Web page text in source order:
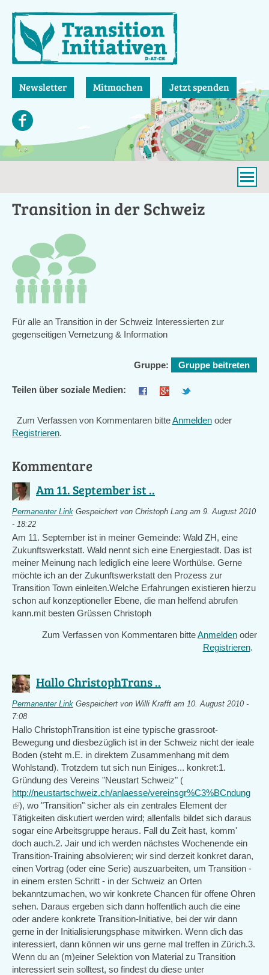
zum
Inhalt
Newsletter Mitmachen Jetzt spenden
Transition in der Schweiz
Für alle an Transition in der Schweiz Interessierten zur
gegenseitigen Vernetzung & Information
Gruppe: Gruppe beitreten
Teilen über soziale Medien:
Zum Verfassen von Kommentaren bitteAnmeldenoder
Registrieren.
Kommentare
Am 11. September ist ..
Permanenter Link Gespeichert von Christoph Lang am 9. August 2010
- 18:22
Am 11. September ist in meiner Gemeinde: Wald ZH, eine
Zukunftswerkstatt. Wald nennt sich eine Energiestadt. Das ist
meiner Meinung nach lediglich eine leere Worthülse. Gerne
möchte ich an der Zukunftswerkstatt den Prozess zur
Transition Town einleiten.Welche Erfahrungen existieren hierzu
schon auf konzeptioneller Ebene, die man helfend abrufen
kann.mit besten Grüssen Christoph
Zum Verfassen von Kommentaren bitteAnmelden oder
Registrieren.
Hallo ChristophTrans ..
Permanenter Link Gespeichert von Willi Krafft am 10. August 2010 -
7:08
Hallo ChristophTransition ist eine typische grassroot-
Bewegung und diesbezüglich ist in der Schweiz nicht der ieale
Boden (steht m.E. in direktem Zusammenhang mit dem
Wohlstand). Trotzdem tut sich nun Einiges... konkret:1.
Gründung des Vereins "Neustart Schweiz" (
http://neustartschweiz.ch/anlaesse/vereinsgr%C3%BCndung
(link
is
external)
), wo "Transition" sicher als ein zentrales Element der
Tätigkeiten diskutiert werden wird; allenfalls bildet sich daraus
sogar eine Arbeitsgruppe heraus. Fall du Zeit hast, komm'
doch auch.2. Jair und ich werden nächstes Wochenende ein
Transition-Training absolvieren; wir sind derzeit konkret daran,
einen Vortrag (oder eine Serie) auszuarbeiten, um Transition -
in einem ersten Schritt - in der Schweiz an Orten
bekanntzumachen, wo wir konkrete Chancen für offene Ohren
sehen. Daraus ergeben sich dann hoffentlich auch die eine
oder andere konkrete Transition-Initiative, bei der wir dann
gerne in der Initialisierungsphase mitwirken. Wenn dich das
interessiert, dann können wir uns gerne mal treffen in Zürich.3.
Wenn du an (m)einer Selektion von Material zu Transition
interessiert sein solltest, so findest du diese unter